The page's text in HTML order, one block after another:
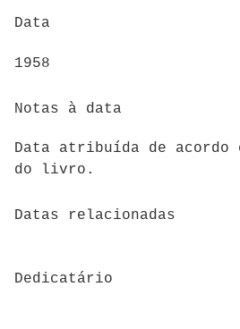
Data
1958
Notas à data
Data atribuída de acordo
do livro.
Datas relacionadas
Dedicatário